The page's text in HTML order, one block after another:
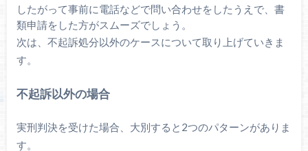
したがって事前に電話などで問い合わせをしたうえで、書
類申請をした方がスムーズでしょう。
次は、不起訴処分以外のケースについて取り上げていきま
す。
不起訴以外の場合
実刑判決を受けた場合、大別すると 2つのパターンがありま
す。